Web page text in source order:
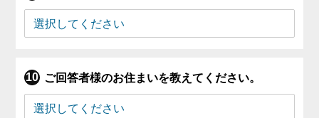
ご回答者様のお住まいを教えてください。